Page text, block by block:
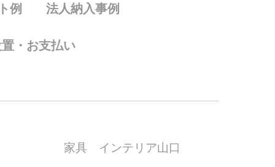
例 法人納入事例
・お支払い
家具 インテリア山口